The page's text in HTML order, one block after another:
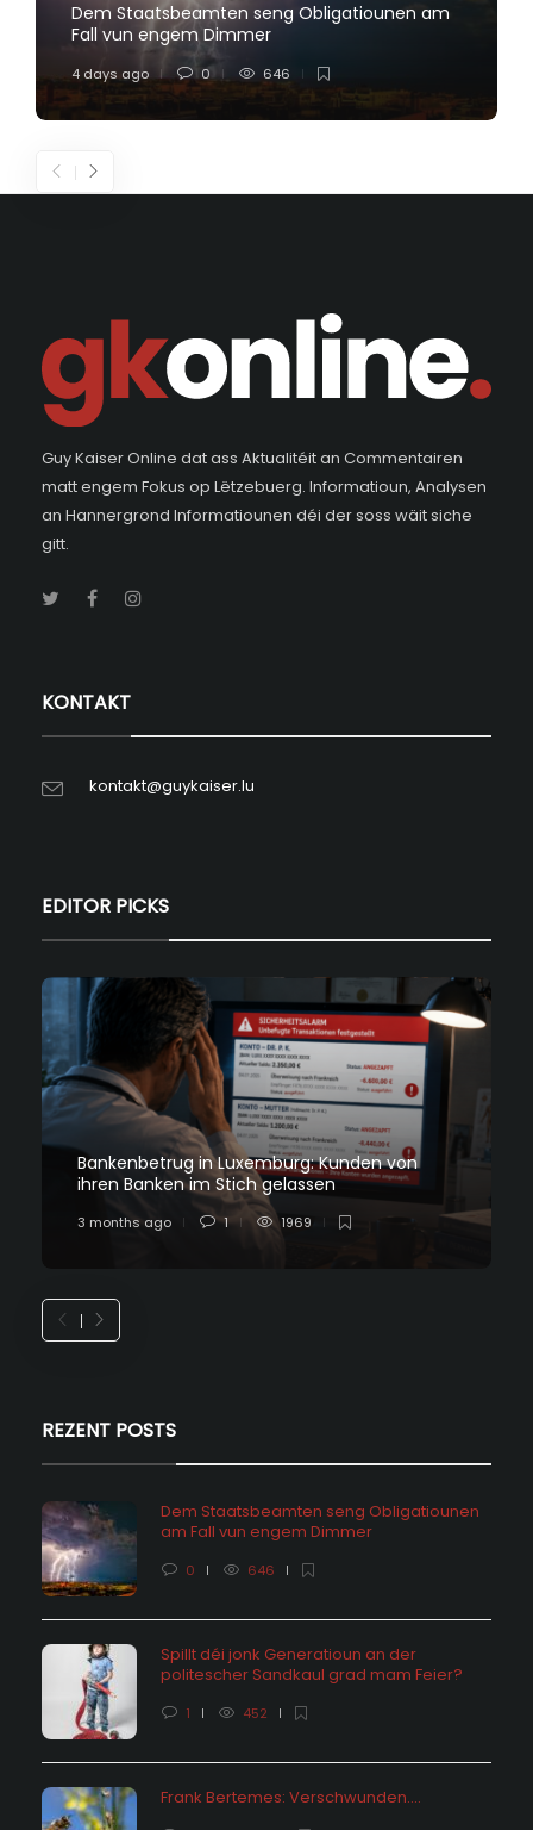
Dem Staatsbeamten seng Obligatiounen am
Fall vun engem Dimmer
4 days ago 0 646
Guy Kaiser Online dat ass Aktualitéit an Commentairen
matt engem Fokus op Lëtzebuerg. Informatioun, Analysen
an Hannergrond Informatiounen déi der soss wäit siche
gitt.
KONTAKT
kontakt@guykaiser.lu
EDITOR PICKS
Bankenbetrug in Luxemburg: Kunden von
ihren Banken im Stich gelassen
3 months ago 1 1969
REZENT POSTS
Dem Staatsbeamten seng Obligatiounen
am Fall vun engem Dimmer
0 646
Spillt déi jonk Generatioun an der
politescher Sandkaul grad mam Feier?
1 452
Frank Bertemes: Verschwunden….